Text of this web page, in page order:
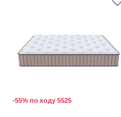
-55% по коду 5525